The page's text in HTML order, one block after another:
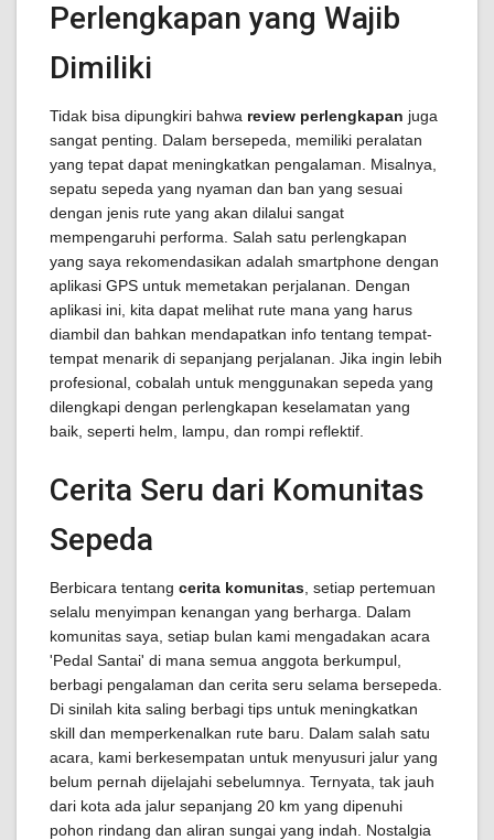
Perlengkapan yang Wajib
Dimiliki
Tidak bisa dipungkiri bahwa review perlengkapan juga
sangat penting. Dalam bersepeda, memiliki peralatan
yang tepat dapat meningkatkan pengalaman. Misalnya,
sepatu sepeda yang nyaman dan ban yang sesuai
dengan jenis rute yang akan dilalui sangat
mempengaruhi performa. Salah satu perlengkapan
yang saya rekomendasikan adalah smartphone dengan
aplikasi GPS untuk memetakan perjalanan. Dengan
aplikasi ini, kita dapat melihat rute mana yang harus
diambil dan bahkan mendapatkan info tentang tempat-
tempat menarik di sepanjang perjalanan. Jika ingin lebih
profesional, cobalah untuk menggunakan sepeda yang
dilengkapi dengan perlengkapan keselamatan yang
baik, seperti helm, lampu, dan rompi reflektif.
Cerita Seru dari Komunitas
Sepeda
Berbicara tentang cerita komunitas , setiap pertemuan
selalu menyimpan kenangan yang berharga. Dalam
komunitas saya, setiap bulan kami mengadakan acara
'Pedal Santai' di mana semua anggota berkumpul,
berbagi pengalaman dan cerita seru selama bersepeda.
Di sinilah kita saling berbagi tips untuk meningkatkan
skill dan memperkenalkan rute baru. Dalam salah satu
acara, kami berkesempatan untuk menyusuri jalur yang
belum pernah dijelajahi sebelumnya. Ternyata, tak jauh
dari kota ada jalur sepanjang 20 km yang dipenuhi
pohon rindang dan aliran sungai yang indah. Nostalgia